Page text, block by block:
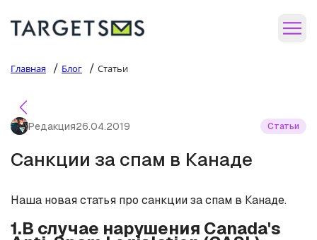
Главная / Блог / Статьи
Редакция26.04.2019 Статьи
Санкции за спам в Канаде
Наша новая статья про санкции за спам в Канаде.
1.В случае нарушения Canada's